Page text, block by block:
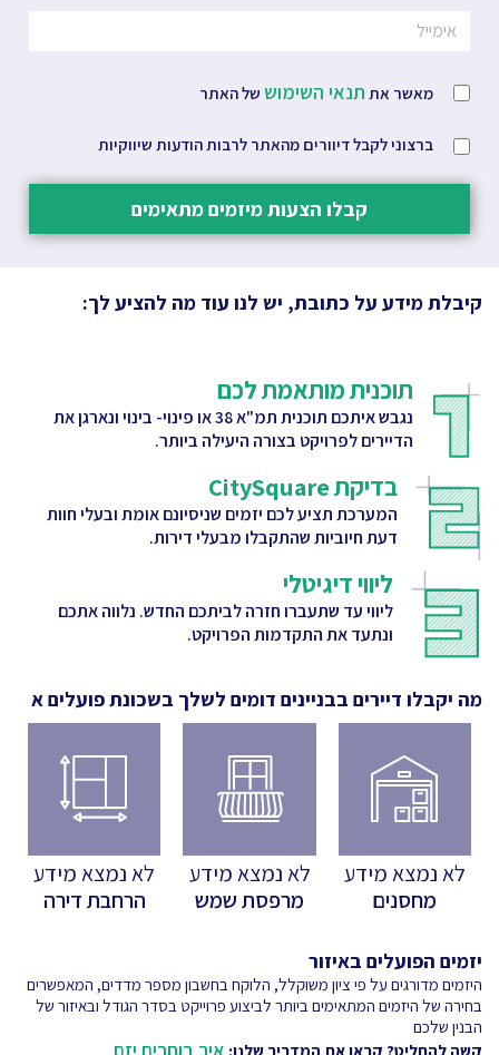
מאשר את תנאי השימוש של האתר
ברצוני לקבל דיוורים מהאתר לרבות הודעות שיווקיות
קבלו הצעות מיזמים מתאימים
קיבלת מידע על כתובת, יש לנו עוד מה להציע לך:
תוכנית מותאמת לכם
נגבש איתכם תוכנית תמ"א 38 או פינוי- בינוי ונארגן את
הדיירים לפרויקט בצורה היעילה ביותר.
בדיקת CitySquare
המערכת תציע לכם יזמים שניסיונם אומת ובעלי חוות
דעת חיוביות שהתקבלו מבעלי דירות.
ליווי דיגיטלי
ליווי עד שתעברו חזרה לביתכם החדש. נלווה אתכם
ונתעד את התקדמות הפרויקט.
מה יקבלו דיירים בבניינים דומים לשלך בשכונת פועלים א
לא נמצא מידע
מחסנים
לא נמצא מידע
מרפסת שמש
לא נמצא מידע
הרחבת דירה
יזמים הפועלים באיזור
היזמים מדורגים על פי ציון משוקלל, הלוקח בחשבון מספר מדדים, המאפשרים
בחירה של היזמים המתאימים ביותר לביצוע פרוייקט בסדר הגודל ובאיזור של
הבנין שלכם